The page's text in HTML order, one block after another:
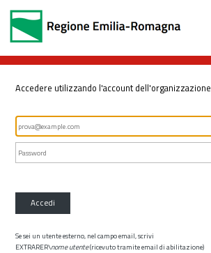
Accedere utilizzando l'account dell'organizzazione
Accedi
Se sei un utente esterno, nel campo email, scrivi
EXTRARER\nome utente(ricevuto tramite email di abilitazione)